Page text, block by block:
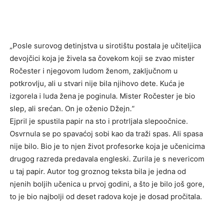
„Posle surovog detinjstva u sirotištu postala je učiteljica
devojčici koja je živela sa čovekom koji se zvao mister
Ročester i njegovom ludom ženom, zaključnom u
potkrovlju, ali u stvari nije bila njihovo dete. Kuća je
izgorela i luda žena je poginula. Mister Ročester je bio
slep, ali srećan. On je oženio Džejn.“
Ejpril je spustila papir na sto i protrljala slepoočnice.
Osvrnula se po spavaćoj sobi kao da traži spas. Ali spasa
nije bilo. Bio je to njen život profesorke koja je učenicima
drugog razreda predavala engleski. Zurila je s nevericom
u taj papir. Autor tog groznog teksta bila je jedna od
njenih boljih učenica u prvoj godini, a što je bilo još gore,
to je bio najbolji od deset radova koje je dosad pročitala.